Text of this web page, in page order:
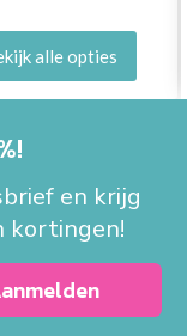
alle opties
en krijg
kortingen!